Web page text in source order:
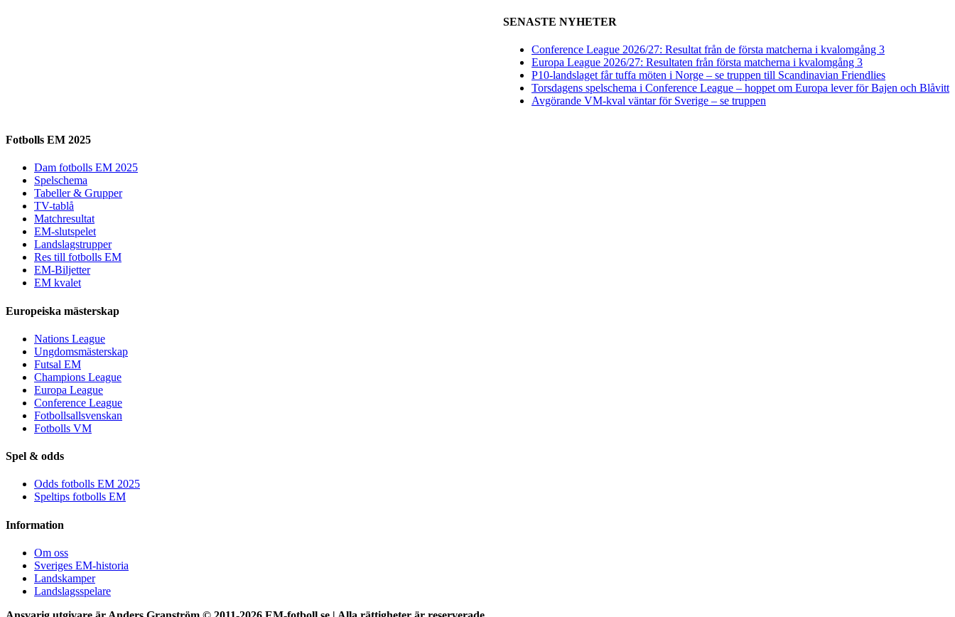
SENASTE NYHETER
Conference League 2026/27: Resultat från de första matcherna i kvalomgång 3
Europa League 2026/27: Resultaten från första matcherna i kvalomgång 3
P10-landslaget får tuffa möten i Norge – se truppen till Scandinavian Friendlies
Torsdagens spelschema i Conference League – hoppet om Europa lever för Bajen och Blåvitt
Avgörande VM-kval väntar för Sverige – se truppen
Fotbolls EM 2025
Dam fotbolls EM 2025
Spelschema
Tabeller & Grupper
TV-tablå
Matchresultat
EM-slutspelet
Landslagstrupper
Res till fotbolls EM
EM-Biljetter
EM kvalet
Europeiska mästerskap
Nations League
Ungdomsmästerskap
Futsal EM
Champions League
Europa League
Conference League
Fotbollsallsvenskan
Fotbolls VM
Spel & odds
Odds fotbolls EM 2025
Speltips fotbolls EM
Information
Om oss
Sveriges EM-historia
Landskamper
Landslagsspelare